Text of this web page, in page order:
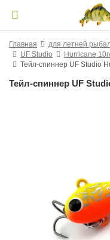
Главная для летней
UF Studio
Hurricane
Тейл-спиннер UF Studio
Тейл-спиннер UF